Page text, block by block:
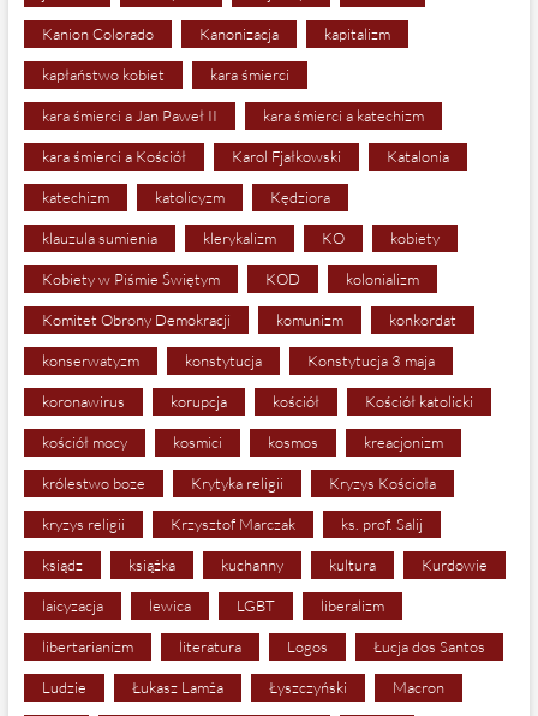
Kanion Colorado Kanonizacja kapitalizm
kapłaństwo kobiet kara śmierci
kara śmierci a Jan Paweł II kara śmierci a katechizm
kara śmierci a Kościół Karol Fjałkowski Katalonia
katechizm katolicyzm Kędziora
klauzula sumienia klerykalizm KO kobiety
Kobiety w Piśmie Świętym KOD kolonializm
Komitet Obrony Demokracji komunizm konkordat
konserwatyzm konstytucja Konstytucja 3 maja
koronawirus korupcja kościół Kościół katolicki
kościół mocy kosmici kosmos kreacjonizm
królestwo boze Krytyka religii Kryzys Kościoła
kryzys religii Krzysztof Marczak ks. prof. Salij
ksiądz książka kuchanny kultura Kurdowie
laicyzacja lewica LGBT liberalizm
libertarianizm literatura Logos Łucja dos Santos
Ludzie Łukasz Lamża Łyszczyński Macron